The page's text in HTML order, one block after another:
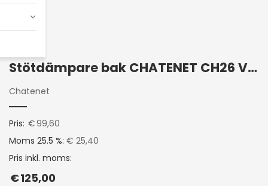
Stötdämpare bak CHATENET CH26 V2 / CH40
Chatenet
Pris: €99,60
Moms 25.5 %: € 25,40
Pris inkl. moms:
€125,00